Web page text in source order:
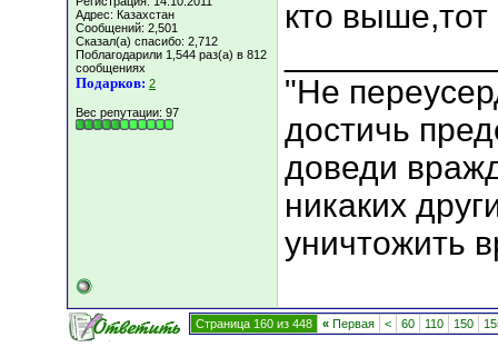
Адрес: Казахстан
Сообщений: 2,501
Сказал(а) спасибо: 2,712
Поблагодарили 1,544 раз(а) в 812
сообщениях
Подарков: 2
Вес репутации: 97
кто выше,тот
"Не
достичь
доведи
никаких
уничтожить
Страница 160 из 448 « Первая < 60 110 150